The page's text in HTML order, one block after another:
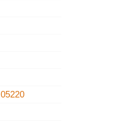
05220